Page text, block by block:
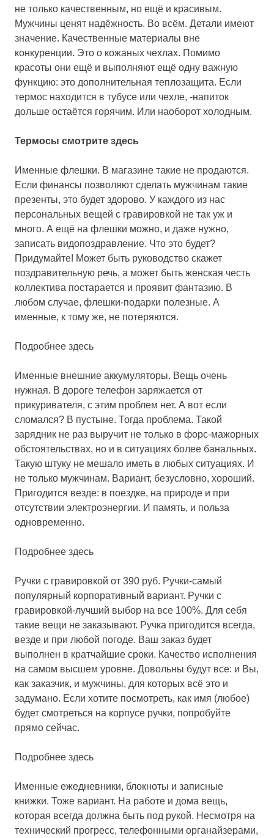
не только качественным, но ещё и красивым.
Мужчины ценят надёжность. Во всём. Детали имеют
значение. Качественные материалы вне
конкуренции. Это о кожаных чехлах. Помимо
красоты они ещё и выполняют ещё одну важную
функцию: это дополнительная теплозащита. Если
термос находится в тубусе или чехле, -напиток
дольше остаётся горячим. Или наоборот холодным.
Термосы смотрите здесь
Именные флешки. В магазине такие не продаются.
Если финансы позволяют сделать мужчинам такие
презенты, это будет здорово. У каждого из нас
персональных вещей с гравировкой не так уж и
много. А ещё на флешки можно, и даже нужно,
записать видопоздравление. Что это будет?
Придумайте! Может быть руководство скажет
поздравительную речь, а может быть женская честь
коллектива постарается и проявит фантазию. В
любом случае, флешки-подарки полезные. А
именные, к тому же, не потеряются.
Подробнее здесь
Именные внешние аккумуляторы. Вещь очень
нужная. В дороге телефон заряжается от
прикуривателя, с этим проблем нет. А вот если
сломался? В пустыне. Тогда проблема. Такой
зарядник не раз выручит не только в форс-мажорных
обстоятельствах, но и в ситуациях более банальных.
Такую штуку не мешало иметь в любых ситуациях. И
не только мужчинам. Вариант, безусловно, хороший.
Пригодится везде: в поездке, на природе и при
отсутствии электроэнергии. И память, и польза
одновременно.
Подробнее здесь
Ручки с гравировкой от 390 руб. Ручки-самый
популярный корпоративный вариант. Ручки с
гравировкой-лучший выбор на все 100%. Для себя
такие вещи не заказывают. Ручка пригодится всегда,
везде и при любой погоде. Ваш заказ будет
выполнен в кратчайшие сроки. Качество исполнения
на самом высшем уровне. Довольны будут все: и Вы,
как заказчик, и мужчины, для которых всё это и
задумано. Если хотите посмотреть, как имя (любое)
будет смотреться на корпусе ручки, попробуйте
прямо сейчас.
Подробнее здесь
Именные ежедневники, блокноты и записные
книжки. Тоже вариант. На работе и дома вещь,
которая всегда должна быть под рукой. Несмотря на
технический прогресс, телефонными органайзерами,